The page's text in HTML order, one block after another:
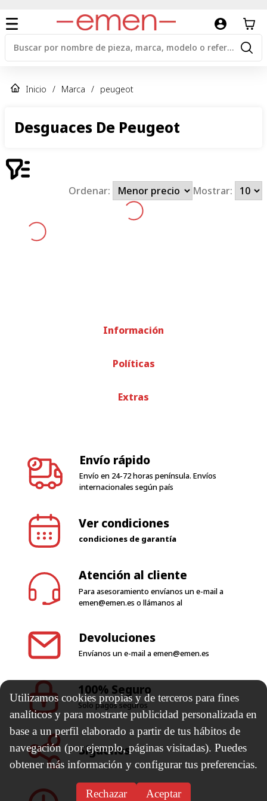
Inicio / Marca / peugeot
Desguaces De Peugeot
Ordenar: Mostrar:
Información
Políticas
Extras
Envío rápido
Envío en 24-72 horas península. Envíos
internacionales según país
Ver condiciones
condiciones de garantía
Atención al cliente
Para asesoramiento envíanos un e-mail a
emen@emen.es o llámanos al
Devoluciones
Envíanos un e-mail aemen@emen.es
100% Seguro
Solo pagos seguros
Síguenos
Utilizamos cookies propias y de terceros para fines
analíticos y para mostrarte publicidad personalizada en
base a un perfil elaborado a partir de tus hábitos de
navegación (por ejemplo, páginas visitadas). Puedes
obtener más información y configurar tus preferencias.
Rechazar Aceptar